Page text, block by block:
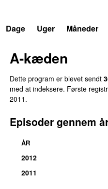
Dage
Uger Måneder
A-kæden
Dette program er blevet sendt
med at indeksere. Første
2011 .
Episoder gennem
ÅR
2012
2011